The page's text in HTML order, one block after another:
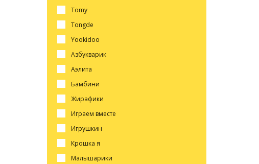
tomy
tongde
yookidoo
азбукварик
аэлита
бамбини
жирафики
играем вместе
игрушкин
крошка я
малышарики